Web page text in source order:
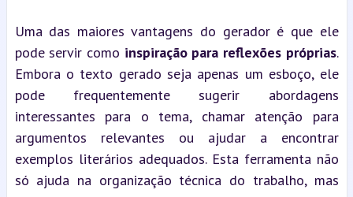
Uma das maiores vantagens do gerador é que ele
pode servir como inspiração para reflexões próprias.
Embora o texto gerado seja apenas um esboço, ele
pode frequentemente sugerir abordagens
interessantes para o tema, chamar atenção para
argumentos relevantes ou ajudar a encontrar
exemplos literários adequados. Esta ferramenta não
só ajuda na organização técnica do trabalho, mas